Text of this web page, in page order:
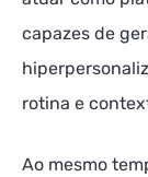
capazes de
rotina e
Ao mesmo